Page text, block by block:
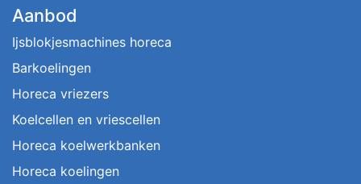
Aanbod
Ijsblokjesmachines horeca
Barkoelingen
Horeca vriezers
Koelcellen en vriescellen
Horeca koelwerkbanken
Horeca koelingen